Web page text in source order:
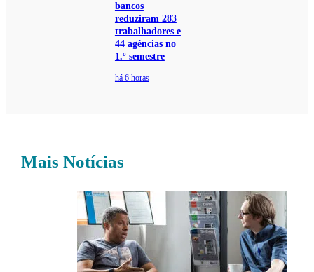
bancos
reduziram 283
trabalhadores e
44 agências no
1.º semestre
há 6 horas
Mais Notícias